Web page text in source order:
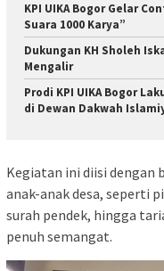
KPI UIKA Bogor Gelar
Suara 1000 Karya”
Dukungan KH Sholeh
Mengalir
Prodi KPI UIKA Bogor
di Dewan Dakwah
Kegiatan ini diisi dengan
anak-anak desa, seperti
surah pendek, hingga
penuh semangat.